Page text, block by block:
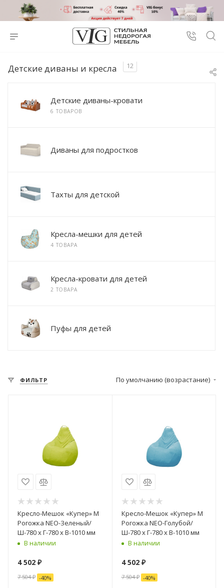
Детские диваны и кресла 12
Детские диваны-кровати
6 ТОВАРОВ
Диваны для подростков
Тахты для детской
Кресла-мешки для детей
4 ТОВАРА
Кресла-кровати для детей
2 ТОВАРА
Пуфы для детей
ФИЛЬТР По умолчанию (возрастание)
Кресло-Мешок «Купер» M
Рогожка NEO-Зеленый/
Ш-780 x Г-780 х В-1010 мм
В наличии
4 502 ₽
7 504₽ -40%
Кресло-Мешок «Купер» M
Рогожка NEO-Голубой/
Ш-780 x Г-780 х В-1010 мм
В наличии
4 502₽
7 504₽ -40%